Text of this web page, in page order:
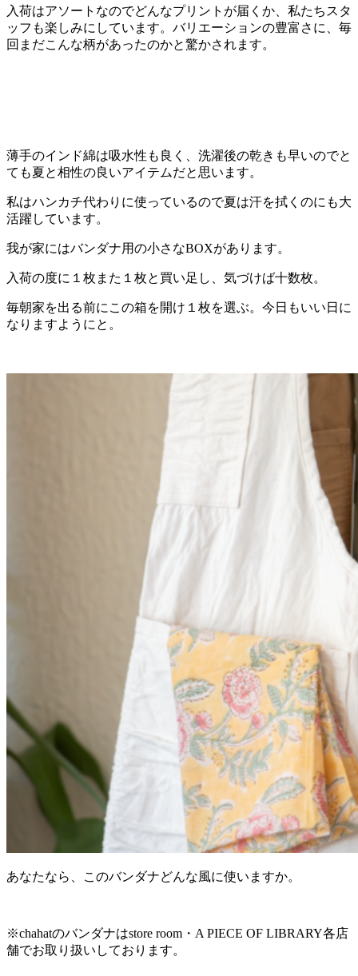
入荷はアソートなのでどんなプリントが届くか、私たちスタ
ッフも楽しみにしています。バリエーションの豊富さに、毎
回まだこんな柄があったのかと驚かされます。
薄手のインド綿は吸水性も良く、洗濯後の乾きも早いのでと
ても夏と相性の良いアイテムだと思います。
私はハンカチ代わりに使っているので夏は汗を拭くのにも大
活躍しています。
我が家にはバンダナ用の小さなBOXがあります。
入荷の度に１枚また１枚と買い足し、気づけば十数枚。
毎朝家を出る前にこの箱を開け１枚を選ぶ。今日もいい日に
なりますようにと。
あなたなら、このバンダナどんな風に使いますか。
※chahatのバンダナはstore room・A PIECE OF LIBRARY各店
舗でお取り扱いしております。